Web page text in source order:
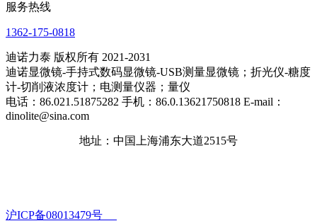
服务热线
1362-175-0818
迪诺力泰 版权所有 2021-2031
迪诺显微镜-手持式数码显微镜-USB测量显微镜；折光仪-糖度
计-切削液浓度计；电测量仪器；量仪
电话：86.021.51875282 手机：86.0.13621750818 E-mail：
dinolite@sina.com
地址：中国上海浦东大道2515号
沪ICP备08013479号